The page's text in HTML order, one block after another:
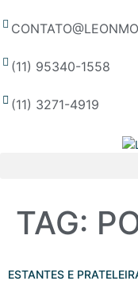
(11) 95340-1558
(11) 3271-4919
TAG:
ESTANTES E